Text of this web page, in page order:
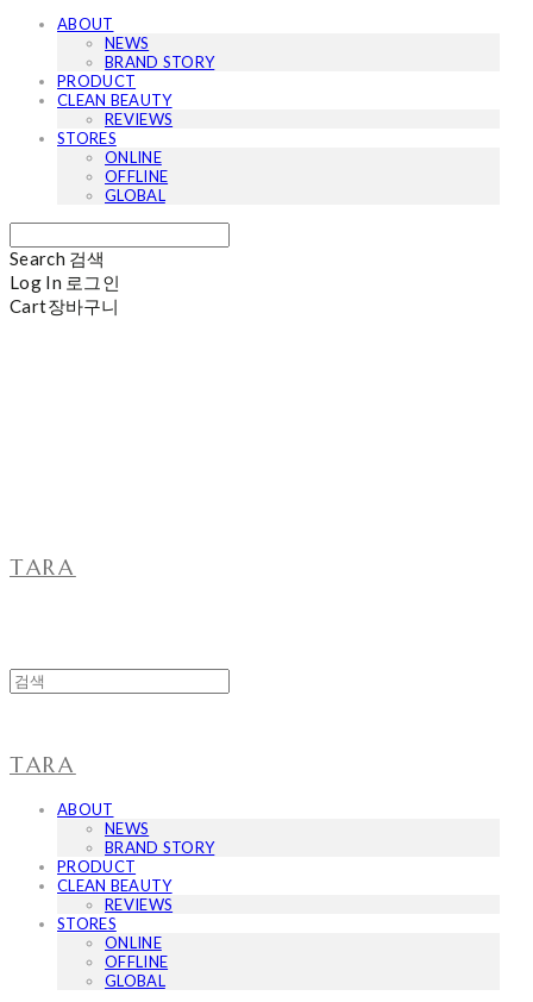
ABOUT
NEWS
BRAND STORY
PRODUCT
CLEAN BEAUTY
REVIEWS
STORES
ONLINE
OFFLINE
GLOBAL
Search 검색
Log In 로그인
Cart장바구니
TARA
TARA
ABOUT
NEWS
BRAND STORY
PRODUCT
CLEAN BEAUTY
REVIEWS
STORES
ONLINE
OFFLINE
GLOBAL